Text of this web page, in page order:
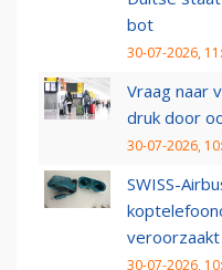
bot
30-07-2026,
Vraag naar
druk door
30-07-2026,
SWISS-
veroorzaakt
30-07-2026,